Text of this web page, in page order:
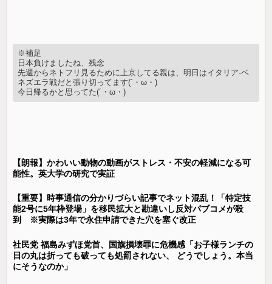
※補足
日本負けましたね、残念
先週からネトフリ見るために上京してる親は、明日はイタリア-ベ
ネズエラ戦だと張り切ってます(´・ω・)
今日帰るかと思ってた(´・ω・)
【朗報】かわいい動物の動画がストレス・不安の軽減になる可
能性。英大学の研究で実証
【重要】時事通信の分かりづらい記事でネット混乱！「特定技
能2号に5年枠登場」を移民拡大と勘違いし反対パブコメが殺
到 ※実際は3年で永住申請できた穴を塞ぐ改正
社民党 福島みずほ党首、国旗損壊罪に危機感「お子様ランチの
日の丸は折っても破っても処罰されない、 どうでしょう。本当
にそうなのか」